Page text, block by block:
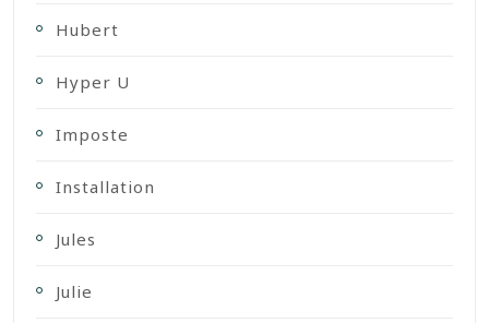
Hubert
Hyper U
Imposte
Installation
Jules
Julie